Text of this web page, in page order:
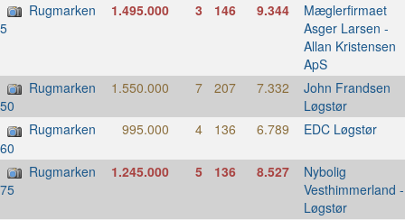
Rugmarken
5
1.495.000 3 146 9.344 Mæglerfirmaet
Asger Larsen -
Allan Kristensen
ApS
Rugmarken
50
1.550.000 7 207 7.332 John Frandsen
Løgstør
Rugmarken
60
995.000 4 136 6.789 EDC Løgstør
Rugmarken
75
1.245.000 5 136 8.527 Nybolig
Vesthimmerland -
Løgstør